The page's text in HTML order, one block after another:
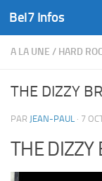
Skip to content
Bel7 Infos
A LA UNE / HARD
THE DIZZY
PAR JEAN-PAUL · 7
THE DIZZY